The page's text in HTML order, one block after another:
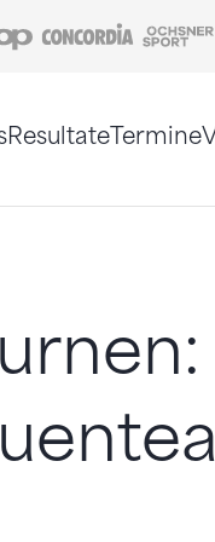
Coop
ResultateTermine